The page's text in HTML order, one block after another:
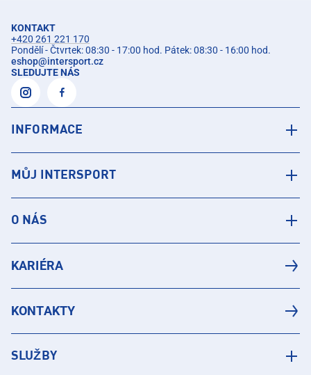
KONTAKT
+420 261 221 170
Pondělí - Čtvrtek: 08:30 - 17:00 hod. Pátek: 08:30 - 16:00 hod.
eshop@intersport.cz
SLEDUJTE NÁS
INFORMACE
MŮJ INTERSPORT
O NÁS
KARIÉRA
KONTAKTY
SLUŽBY